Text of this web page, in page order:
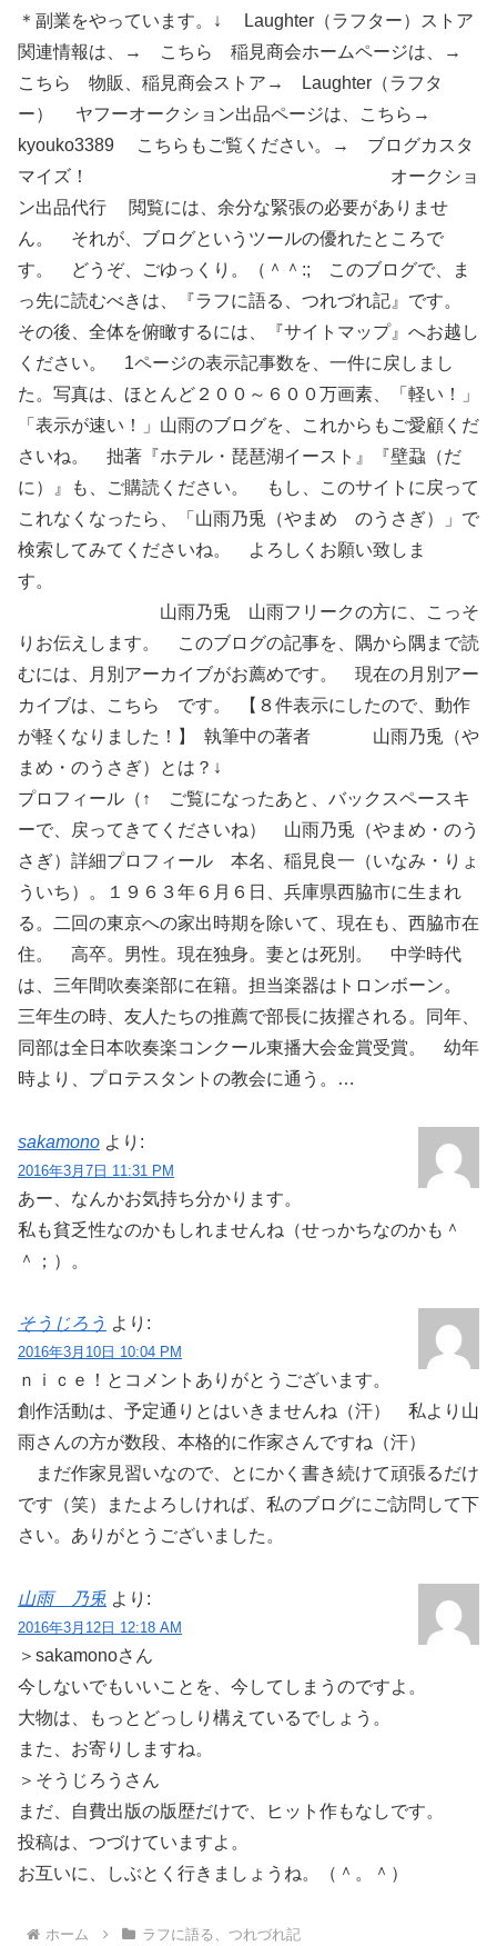
＊副業をやっています。↓ Laughter（ラフター）ストア
関連情報は、→ こちら 稲見商会ホームページは、→
こちら 物販、稲見商会ストア→ Laughter（ラフタ
ー） ヤフーオークション出品ページは、こちら→
kyouko3389 こちらもご覧ください。→ ブログカスタ
マイズ！ オークショ
ン出品代行 閲覧には、余分な緊張の必要がありませ
ん。 それが、ブログというツールの優れたところで
す。 どうぞ、ごゆっくり。（＾＾:; このブログで、ま
っ先に読むべきは、『ラフに語る、つれづれ記』です。
その後、全体を俯瞰するには、『サイトマップ』へお越し
ください。 1ページの表示記事数を、一件に戻しまし
た。写真は、ほとんど２００～６００万画素、「軽い！」
「表示が速い！」山雨のブログを、これからもご愛顧くだ
さいね。 拙著『ホテル・琵琶湖イースト』『壁蝨（だ
に）』も、ご購読ください。 もし、このサイトに戻って
これなくなったら、「山雨乃兎（やまめ のうさぎ）」で
検索してみてくださいね。 よろしくお願い致しま
す。
山雨乃兎 山雨フリークの方に、こっそ
りお伝えします。 このブログの記事を、隅から隅まで読
むには、月別アーカイブがお薦めです。 現在の月別アー
カイブは、こちら です。 【８件表示にしたので、動作
が軽くなりました！】 執筆中の著者 山雨乃兎（や
まめ・のうさぎ）とは？↓
プロフィール（↑ ご覧になったあと、バックスペースキ
ーで、戻ってきてくださいね） 山雨乃兎（やまめ・のう
さぎ）詳細プロフィール 本名、稲見良一（いなみ・りょ
ういち）。１９６３年６月６日、兵庫県西脇市に生まれ
る。二回の東京への家出時期を除いて、現在も、西脇市在
住。 高卒。男性。現在独身。妻とは死別。 中学時代
は、三年間吹奏楽部に在籍。担当楽器はトロンボーン。
三年生の時、友人たちの推薦で部長に抜擢される。同年、
同部は全日本吹奏楽コンクール東播大会金賞受賞。 幼年
時より、プロテスタントの教会に通う。…
sakamono より:
2016年3月7日 11:31 PM
あー、なんかお気持ち分かります。
私も貧乏性なのかもしれませんね（せっかちなのかも＾
＾；）。
そうじろう より:
2016年3月10日 10:04 PM
ｎｉｃｅ！とコメントありがとうございます。
創作活動は、予定通りとはいきませんね（汗） 私より山
雨さんの方が数段、本格的に作家さんですね（汗）
まだ作家見習いなので、とにかく書き続けて頑張るだけ
です（笑）またよろしければ、私のブログにご訪問して下
さい。ありがとうございました。
山雨 乃兎 より:
2016年3月12日 12:18 AM
＞sakamonoさん
今しないでもいいことを、今してしまうのですよ。
大物は、もっとどっしり構えているでしょう。
また、お寄りしますね。
＞そうじろうさん
まだ、自費出版の版歴だけで、ヒット作もなしです。
投稿は、つづけていますよ。
お互いに、しぶとく行きましょうね。（＾。＾）
ホーム ラフに語る、つれづれ記